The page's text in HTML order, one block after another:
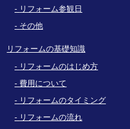
リフォーム参観日
その他
リフォームの基礎知識
リフォームのはじめ方
費用について
リフォームのタイミング
リフォームの流れ